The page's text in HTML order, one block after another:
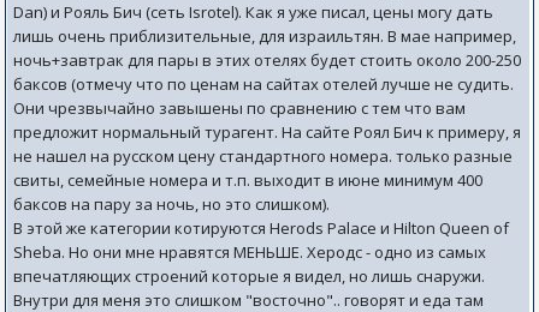
Dan) и Рояль Бич (сеть Isrotel). Как я уже писал, цены могу дать
лишь очень приблизительные, для израильтян. В мае например,
ночь+завтрак для пары в этих отелях будет стоить около 200-250
баксов (отмечу что по ценам на сайтах отелей лучше не судить.
Они чрезвычайно завышены по сравнению с тем что вам
предложит нормальный турагент. На сайте Роял Бич к примеру, я
не нашел на русском цену стандартного номера. только разные
свиты, семейные номера и т.п. выходит в июне минимум 400
баксов на пару за ночь, но это слишком).
В этой же категории котируются Herods Palace и Hilton Queen of
Sheba. Но они мне нравятся МЕНЬШЕ. Херодс - одно из самых
впечатляющих строений которые я видел, но лишь снаружи.
Внутри для меня это слишком "восточно".. говорят и еда там